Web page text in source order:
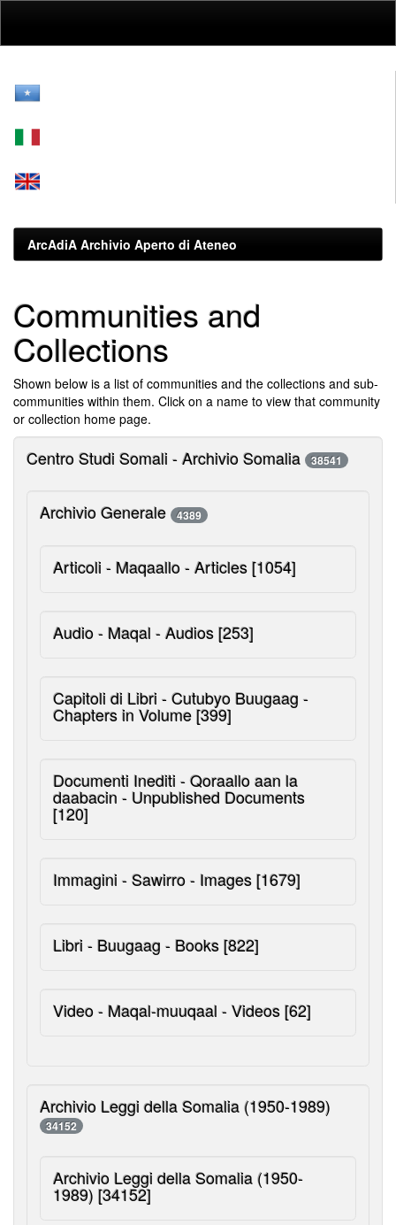
ArcAdiA Archivio Aperto di Ateneo
Communities and
Collections
Shown below is a list of communities and the collections and sub-
communities within them. Click on a name to view that community
or collection home page.
Centro Studi Somali - Archivio Somalia 38541
Archivio Generale 4389
Articoli - Maqaallo - Articles[1054]
Audio - Maqal - Audios[253]
Capitoli di Libri - Cutubyo Buugaag -
Chapters in Volume[399]
Documenti Inediti - Qoraallo aan la
daabacin - Unpublished Documents
[120]
Immagini - Sawirro - Images[1679]
Libri - Buugaag - Books[822]
Video - Maqal-muuqaal - Videos[62]
Archivio Leggi della Somalia (1950-1989)
34152
Archivio Leggi della Somalia (1950-
1989) [34152]